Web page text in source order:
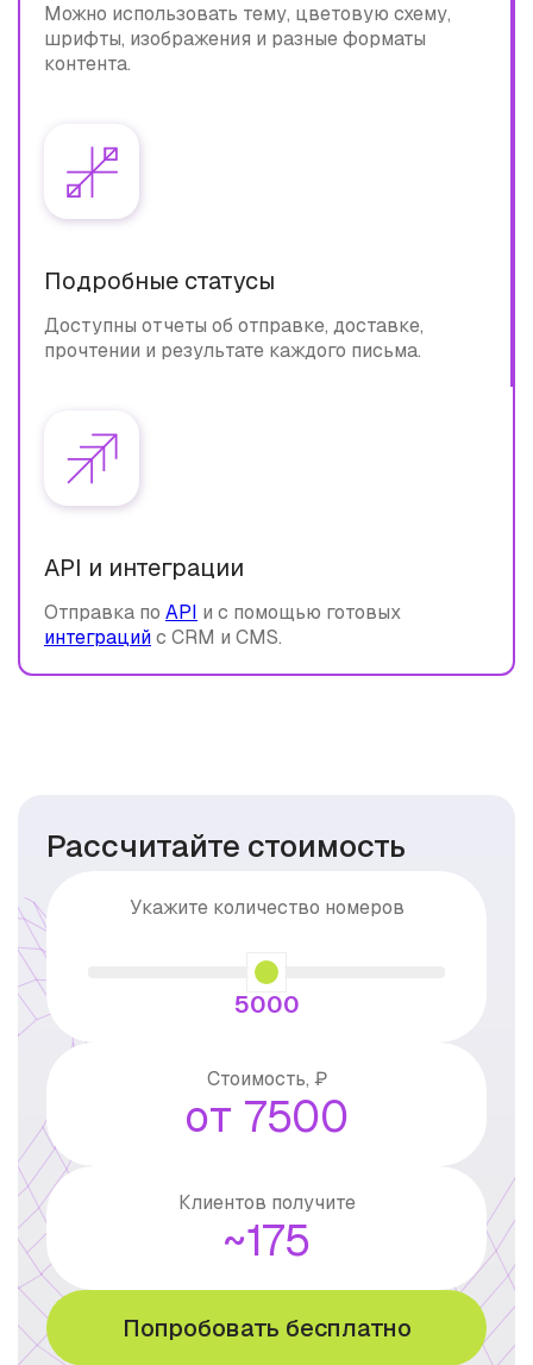
Можно использовать тему, цветовую схему,
шрифты, изображения и разные форматы
контента.
Подробные статусы
Доступны отчеты об отправке, доставке,
прочтении и результате каждого письма.
API и интеграции
Отправка по API и с помощью готовых
интеграцийс CRM и CMS.
Рассчитайте стоимость
Укажите количество номеров
5000
Стоимость, ₽
от 7500
Клиентов получите
~175
Попробовать бесплатно